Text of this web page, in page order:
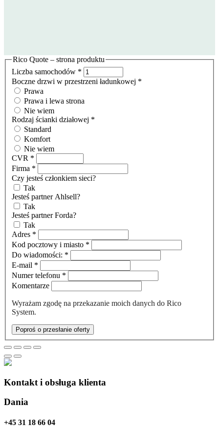
Rico Quote – strona produktu
Liczba samochodów *
Boczne drzwi w przestrzeni ładunkowej *
Prawa
Prawa i lewa strona
Nie wiem
Rodzaj ścianki działowej *
Standard
Komfort
Nie wiem
CVR *
Firma *
Czy jesteś członkiem sieci?
Tak
Jesteś partner Ahlsell?
Tak
Jesteś partner Forda?
Tak
Adres *
Kod pocztowy i miasto *
Do wiadomości: *
E-mail *
Numer telefonu *
Komentarze
Wyrażam zgodę na przekazanie moich danych do Rico
System.
Poproś o przesłanie oferty
Kontakt i obsługa klienta
Dania
+45 31 18 66 04